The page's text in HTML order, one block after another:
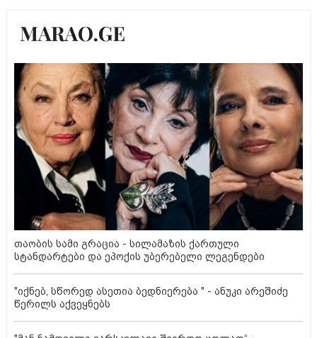
თაობის სამი გრაცია - სილამაზის ქართული
სტანდარტები და ეპოქის უბერებელი ლეგენდები
"იქნებ, სწორედ ასეთია ბედნიერება " - ანუკი არეშიძე
წერილს აქვეყნებს